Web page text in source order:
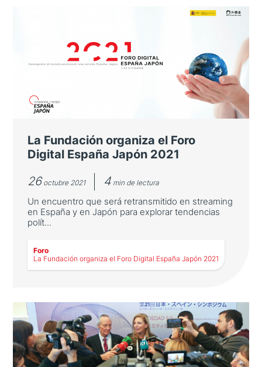
diciembre sus VIII Premios
La entrega de los galardones, a SATLANTIS e
Imai Tsubasa, tendrá lugar en el Foro Digital
España-Japón 2021.
LEER MÁS
La Fundación organiza el Foro
Digital España Japón 2021
26 octubre 2021 4 min de lectura
Un encuentro que será retransmitido en streaming
en España y en Japón para explorar tendencias
polít...
Foro
La Fundación organiza el Foro Digital España Japón 2021
La Fundación organiza el Foro
Digital España Japón 2021